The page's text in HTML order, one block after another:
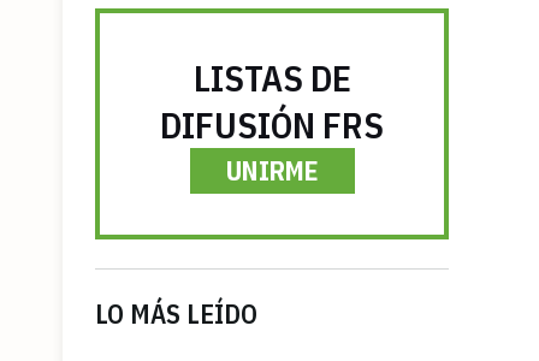
LISTAS DE
DIFUSIÓN FRS
UNIRME
LO MÁS LEÍDO